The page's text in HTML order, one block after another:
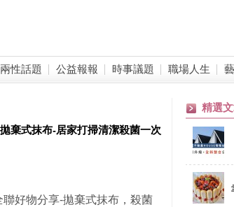
兩性話題 公益報報 時事議題 職場人生
棄式抹布-居家打掃清潔殺菌一次
好物分享-拋棄式抹布，殺菌
精選